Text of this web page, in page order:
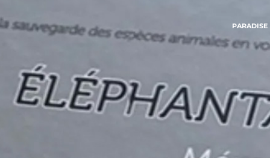
PARADISE